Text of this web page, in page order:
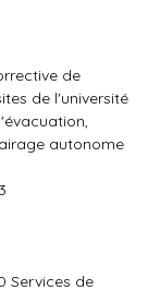
de
de l'université
autonome
Services de